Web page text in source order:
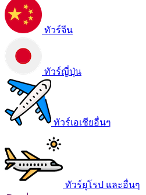
ทัวร์จีน
ทัวร์ญี่ปุ่น
ทัวร์เอเชียอื่นๆ
ทัวร์ยุโรป และอื่นๆ